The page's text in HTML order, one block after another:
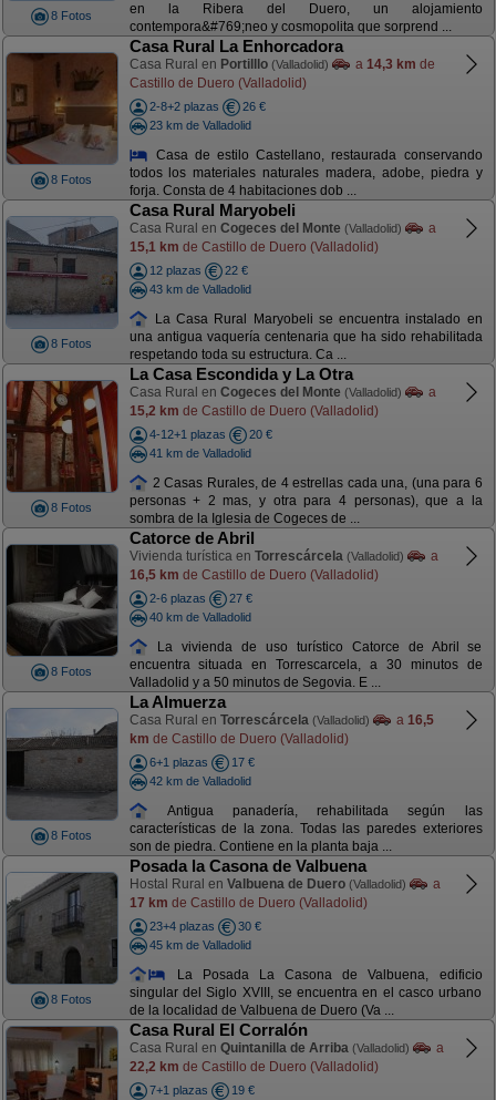
8 Fotos
en la Ribera del Duero, un alojamiento
contempora&#769;neo y cosmopolita que sorprend ...
8 Fotos
Casa Rural La Enhorcadora
Casa Rural en Portilllo (Valladolid) a 14,3 km de
Castillo de Duero (Valladolid)
2-8+2 plazas
26 €
23 km de Valladolid
Casa de estilo Castellano, restaurada conservando
todos los materiales naturales madera, adobe, piedra y
forja. Consta de 4 habitaciones dob ...
8 Fotos
Casa Rural Maryobeli
Casa Rural en Cogeces del Monte (Valladolid)
a
15,1 km de Castillo de Duero (Valladolid)
12 plazas
22 €
43 km de Valladolid
La Casa Rural Maryobeli se encuentra instalado en
una antigua vaquería centenaria que ha sido rehabilitada
respetando toda su estructura. Ca ...
8 Fotos
La Casa Escondida y La Otra
Casa Rural en Cogeces del Monte (Valladolid)
a
15,2 km de Castillo de Duero (Valladolid)
4-12+1 plazas
20 €
41 km de Valladolid
2 Casas Rurales, de 4 estrellas cada una, (una para 6
personas + 2 mas, y otra para 4 personas), que a la
sombra de la Iglesia de Cogeces de ...
8 Fotos
Catorce de Abril
Vivienda turística en Torrescárcela (Valladolid)
a
16,5 km de Castillo de Duero (Valladolid)
2-6 plazas
27 €
40 km de Valladolid
La vivienda de uso turístico Catorce de Abril se
encuentra situada en Torrescarcela, a 30 minutos de
Valladolid y a 50 minutos de Segovia. E ...
8 Fotos
La Almuerza
Casa Rural en Torrescárcela (Valladolid) a 16,5
km de Castillo de Duero (Valladolid)
6+1 plazas
17 €
42 km de Valladolid
Antigua panadería, rehabilitada según las
características de la zona. Todas las paredes exteriores
son de piedra. Contiene en la planta baja ...
8 Fotos
Posada la Casona de Valbuena
Hostal Rural en Valbuena de Duero (Valladolid)
a
17 km de Castillo de Duero (Valladolid)
23+4 plazas
30 €
45 km de Valladolid
La Posada La Casona de Valbuena, edificio
singular del Siglo XVIII, se encuentra en el casco urbano
de la localidad de Valbuena de Duero (Va ...
Casa Rural El Corralón
Casa Rural en Quintanilla de Arriba (Valladolid)
a
22,2 km de Castillo de Duero (Valladolid)
7+1 plazas
19 €